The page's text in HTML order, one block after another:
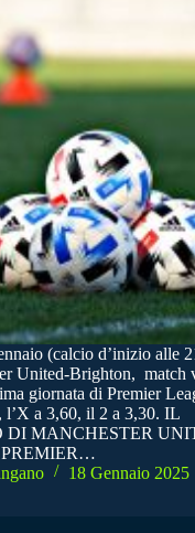
(calcio d’inizio alle
United-Brighton, match
giornata di Premier
l’X a 3,60, il 2 a 3,30. IL
DI MANCHESTER
18 Gennaio 2025